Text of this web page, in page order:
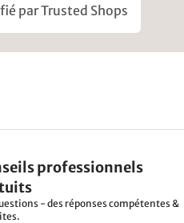
par Trusted Shops
professionnels
- des réponses compétentes &